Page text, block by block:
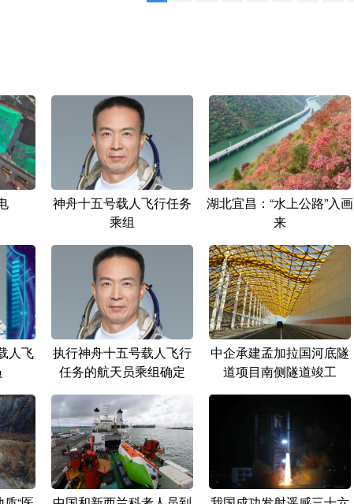
神舟十五号载人飞行任务
乘组
湖北宜昌：“水上公路”入画
来
人飞
执行神舟十五号载人飞行
任务的航天员乘组确定
中企承建孟加拉国河底隧
道项目南侧隧道竣工